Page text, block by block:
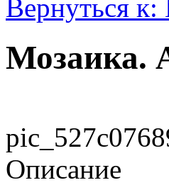
Вернуться к:
Мозаика.
Описание